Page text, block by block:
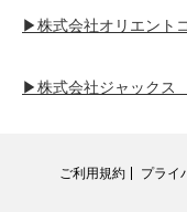
▶株式会社オリエント
▶株式会社ジャックス
ご利用規約 プライ